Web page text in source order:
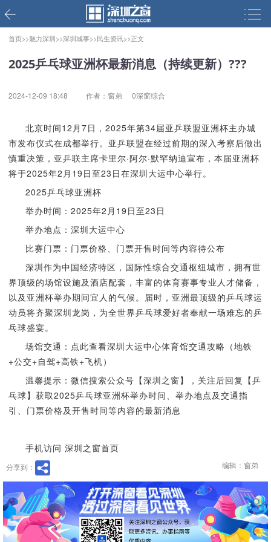
首页>>魅力深圳>>深圳城事>>民生资讯>>正文
2025乒乓球亚洲杯最新消息（持续更新）???
2024-12-09 18:48 作者：窗弟 0深窗综合
北京时间12月7日，2025年第34届亚乒联盟亚洲杯主办城
市发布仪式在成都举行。亚乒联盟在经过前期的深入考察后做出
慎重决策，亚乒联主席卡里尔·阿尔·默罕纳迪宣布，本届亚洲杯
将于2025年2月19日至23日在深圳大运中心举行。
2025乒乓球亚洲杯
举办时间：2025年2月19日至23日
举办地点：深圳大运中心
比赛门票：门票价格、门票开售时间等内容待公布
深圳作为中国经济特区，国际性综合交通枢纽城市，拥有世
界顶级的场馆设施及酒店配套，丰富的体育赛事专业人才储备，
以及亚洲杯举办期间宜人的气候。届时，亚洲最顶级的乒乓球运
动员将齐聚深圳龙岗，为全世界乒乓球爱好者奉献一场难忘的乒
乓球盛宴。
场馆交通：点此查看深圳大运中心体育馆交通攻略（地铁
+公交+自驾+高铁+飞机）
温馨提示：微信搜索公众号【深圳之窗】，关注后回复【乒
乓球】获取2025乒乓球亚洲杯举办时间、举办地点及交通指
引、门票价格及开售时间等内容的最新消息
手机访问 深圳之窗首页
分享到： 编辑：窗弟